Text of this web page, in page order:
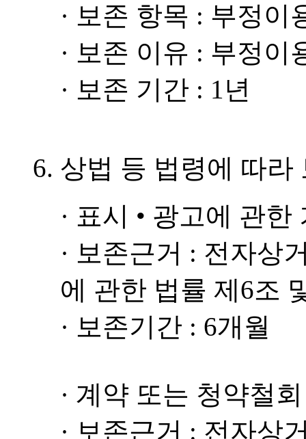
· 보존 항목 : 부정이
· 보존 이유 : 부정이
· 보존 기간 : 1년
6. 상법 등 법령에 따
· 표시 • 광고에 관한
· 보존근거 : 전자상
에 관한 법률 제6조
· 보존기간 : 6개월
· 계약 또는 청약철
· 보존근거 : 전자상